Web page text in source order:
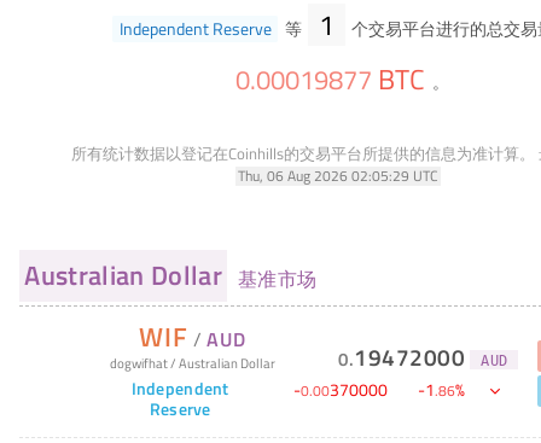
Independent Reserve 等 1 个交易平台进行的总交
0.00019877 BTC 。
所有统计数据以登记在Coinhills的交易平台所提供的信息为准计算。
Thu, 06 Aug 2026 02:05:29 UTC
Australian Dollar 基准市场
WIF /AUD
dogwifhat/Australian Dollar
Independent
Reserve
0.19472000 AUD
-0.00370000 -1.86%